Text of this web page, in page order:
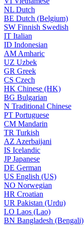
NL Dutch
BE Dutch (Belgium)
SW Finnish Swedish
IT Italian
ID Indonesian
AM Amharic
UZ Uzbek
GR Greek
CS Czech
HK Chinese (HK)
BG Bulgarian
N Traditional Chinese
PT Portuguese
CM Mandarin
TR Turkish
AZ Azerbaijani
IS Icelandic
JPJapanese
DE German
US English (US)
NO Norwegian
HR Croatian
UR Pakistan (Urdu)
LO Laos (Lao)
BN Bangladesh (Bengali)